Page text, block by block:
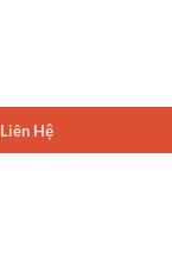
Liên Hệ